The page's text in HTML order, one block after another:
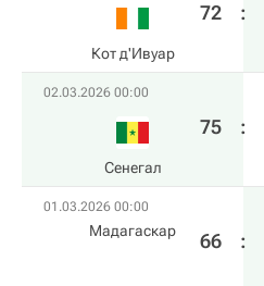
Кот д'Ивуар
72 :
02.03.2026 00:00
Сенегал
75 :
01.03.2026 00:00
Мадагаскар 66 :